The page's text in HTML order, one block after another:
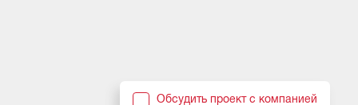
Обсудить проект с компанией